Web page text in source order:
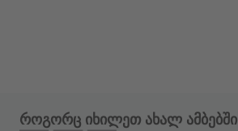
როგორც იხილეთ ახალ ამბებში